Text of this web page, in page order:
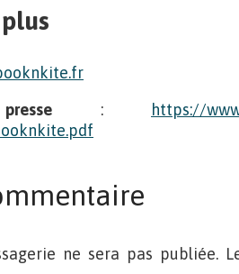
:
https://
ne sera pas publiée.